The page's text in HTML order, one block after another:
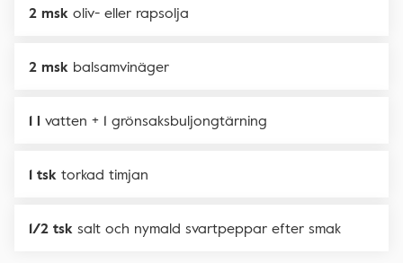
2 msk oliv- eller rapsolja
2 msk balsamvinäger
1 l vatten + 1 grönsaksbuljongtärning
1 tsk torkad timjan
1/2 tsk salt och nymald svartpeppar efter smak